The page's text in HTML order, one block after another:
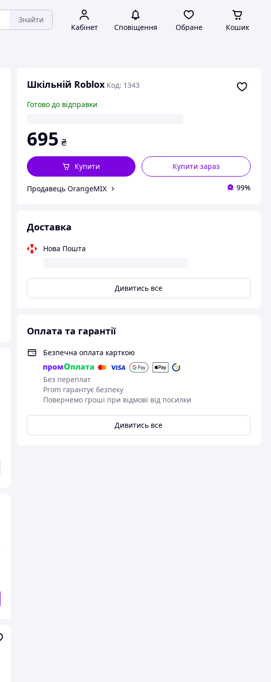
Знайти
Кабінет Сповіщення Обране Кошик
Шкільній Roblox Код: 1343
Готово до відправки
695 ₴
Купити зараз
Купити
Продавець OrangeMIX 99%
Доставка
Нова Пошта
Дивитись все
Оплата та гарантії
Безпечна оплата карткою
Без переплат
Prom гарантує безпеку
Повернемо гроші при відмові від посилки
Дивитись все